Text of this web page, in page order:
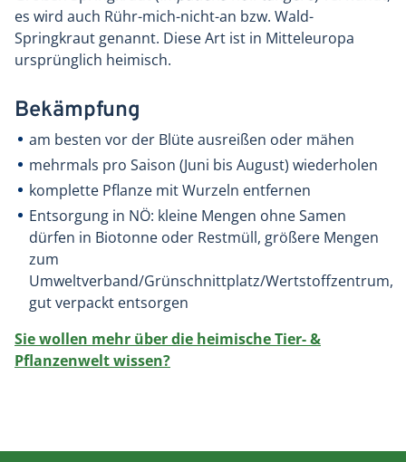
es wird auch Rühr-mich-nicht-an bzw. Wald-
Springkraut genannt. Diese Art ist in Mitteleuropa
ursprünglich heimisch.
Bekämpfung
am besten vor der Blüte ausreißen oder mähen
mehrmals pro Saison (Juni bis August) wiederholen
komplette Pflanze mit Wurzeln entfernen
Entsorgung in NÖ: kleine Mengen ohne Samen
dürfen in Biotonne oder Restmüll, größere Mengen
zum
Umweltverband/Grünschnittplatz/Wertstoffzentrum,
gut verpackt entsorgen
Sie wollen mehr über die heimische Tier- &
Pflanzenwelt wissen?